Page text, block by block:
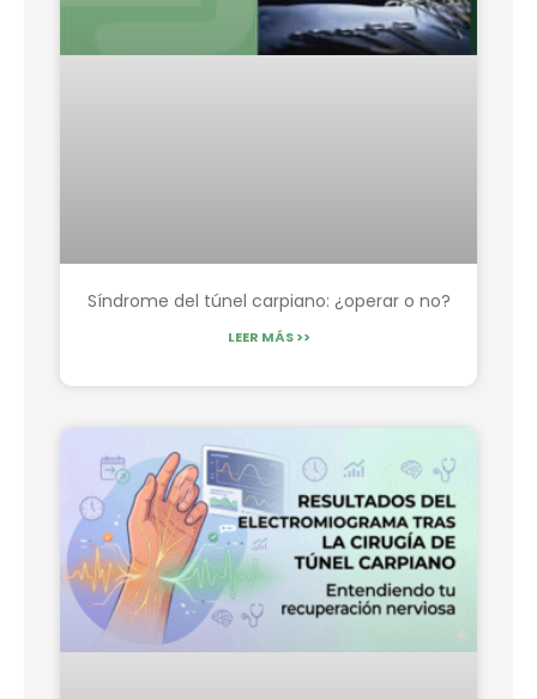
Síndrome del túnel carpiano: ¿operar o no?
LEER MÁS >>